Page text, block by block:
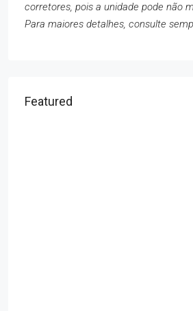
corretores, pois a unidade pode não
Para maiores detalhes, consulte
Featured